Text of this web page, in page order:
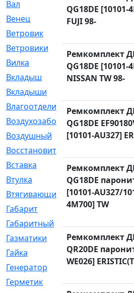
Вал
[194]
Венец
[16]
Ветровик
Ветровики
Вилка
[15]
Вкладыш
[41]
Вкладыши
Влагоотделитель
[2]
Воздухозаборник
[2]
Воздушный
[1]
Восстановительный
Вставка
[168]
Втулка
[1875]
Втягивающий
[22]
Габарит
[286]
Габаритный
[6]
Газматики
[117]
Гайка
[104]
Генератор
[148]
Герметик
[15]
QG18DE [10101-
FUJI 98-
Ремкомплект
QG18DE [10101-
NISSAN TW 98-
Ремкомплект
QG18DE
[10101-AU327]
Ремкомплект
QG18DE
[10101-AU327/
4M700] TW
Ремкомплект
QR20DE
WE026]